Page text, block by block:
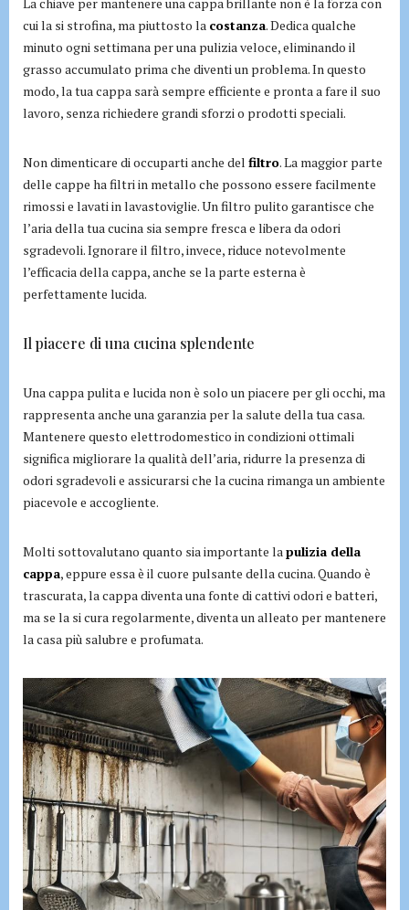
cui la si strofina, ma piuttosto la costanza. Dedica qualche
minuto ogni settimana per una pulizia veloce, eliminando il
grasso accumulato prima che diventi un problema. In questo
modo, la tua cappa sarà sempre efficiente e pronta a fare il suo
lavoro, senza richiedere grandi sforzi o prodotti speciali.
Non dimenticare di occuparti anche del filtro. La maggior parte
delle cappe ha filtri in metallo che possono essere facilmente
rimossi e lavati in lavastoviglie. Un filtro pulito garantisce che
l’aria della tua cucina sia sempre fresca e libera da odori
sgradevoli. Ignorare il filtro, invece, riduce notevolmente
l’efficacia della cappa, anche se la parte esterna è
perfettamente lucida.
Il piacere di una cucina splendente
Una cappa pulita e lucida non è solo un piacere per gli occhi, ma
rappresenta anche una garanzia per la salute della tua casa.
Mantenere questo elettrodomestico in condizioni ottimali
significa migliorare la qualità dell’aria, ridurre la presenza di
odori sgradevoli e assicurarsi che la cucina rimanga un ambiente
piacevole e accogliente.
Molti sottovalutano quanto sia importante lapulizia della
cappa, eppure essa è il cuore pulsante della cucina. Quando è
trascurata, la cappa diventa una fonte di cattivi odori e batteri,
ma se la si cura regolarmente, diventa un alleato per mantenere
la casa più salubre e profumata.